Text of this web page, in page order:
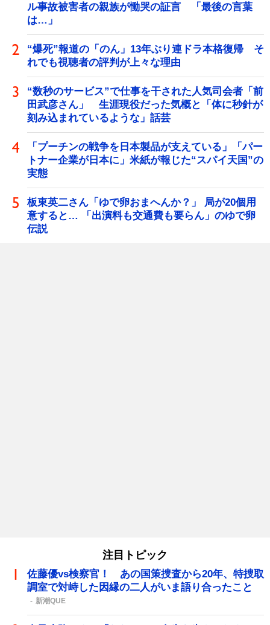
ル事故被害者の親族が慟哭の証言 「最後の言葉
は…」
“爆死”報道の「のん」13年ぶり連ドラ本格復帰 そ
れでも視聴者の評判が上々な理由
“数秒のサービス”で仕事を干された人気司会者「前
田武彦さん」 生涯現役だった気概と「体に秒針が
刻み込まれているような」話芸
「プーチンの戦争を日本製品が支えている」「パー
トナー企業が日本に」米紙が報じた“スパイ天国”の
実態
板東英二さん「ゆで卵おまへんか？」 局が20個用
意すると… 「出演料も交通費も要らん」のゆで卵
伝説
注目トピック
佐藤優vs検察官！ あの国策捜査から20年、特捜取
調室で対峙した因縁の二人がいま語り合ったこと
新潮QUE